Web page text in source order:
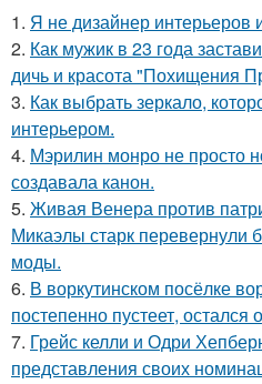
1. Я не дизайнер интерьеров
2. Как мужик в 23 года
дичь и красота "Похищения
3. Как выбрать зеркало,
интерьером.
4. Мэрилин монро не просто
создавала канон.
5. Живая Венера против
Микаэлы старк перевернули
моды.
6. В воркутинском посёлке
постепенно пустеет,
7. Грейс келли и Одри
представления своих